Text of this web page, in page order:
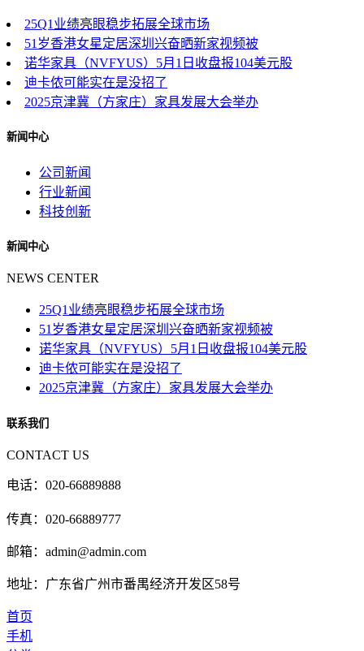
25Q1业绩亮眼稳步拓展全球市场
51岁香港女星定居深圳兴奋晒新家视频被
诺华家具（NVFYUS）5月1日收盘报104美元股
迪卡侬可能实在是没招了
2025京津冀（方家庄）家具发展大会举办
新闻中心
公司新闻
行业新闻
科技创新
新闻中心
NEWS CENTER
25Q1业绩亮眼稳步拓展全球市场
51岁香港女星定居深圳兴奋晒新家视频被
诺华家具（NVFYUS）5月1日收盘报104美元股
迪卡侬可能实在是没招了
2025京津冀（方家庄）家具发展大会举办
联系我们
CONTACT US
电话：020-66889888
传真：020-66889777
邮箱：admin@admin.com
地址：广东省广州市番禺经济开发区58号
首页
手机